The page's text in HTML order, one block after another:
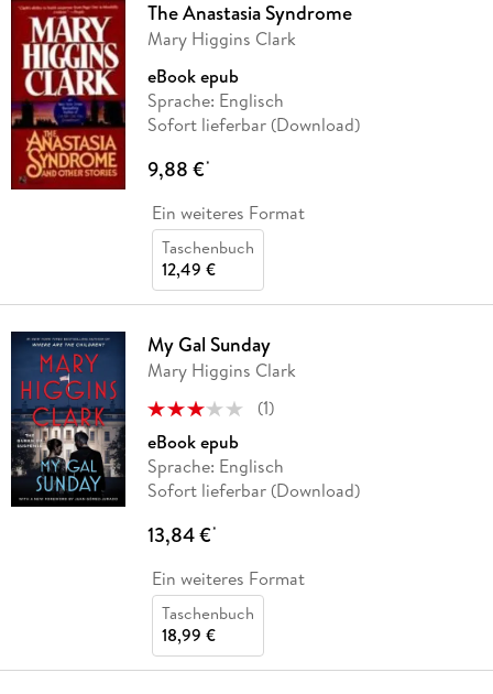
The Anastasia Syndrome
Mary Higgins Clark
eBook epub
Sprache: Englisch
Sofort lieferbar (Download)
9,88 €*
Ein weiteres Format
Taschenbuch
12,49 €
My Gal Sunday
Mary Higgins Clark
(1)
eBook epub
Sprache: Englisch
Sofort lieferbar (Download)
13,84 €*
Ein weiteres Format
Taschenbuch
18,99 €